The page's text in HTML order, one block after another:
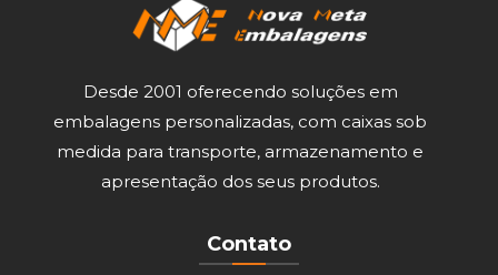
Desde 2001 oferecendo soluções em
embalagens personalizadas, com caixas sob
medida para transporte, armazenamento e
apresentação dos seus produtos.
Contato